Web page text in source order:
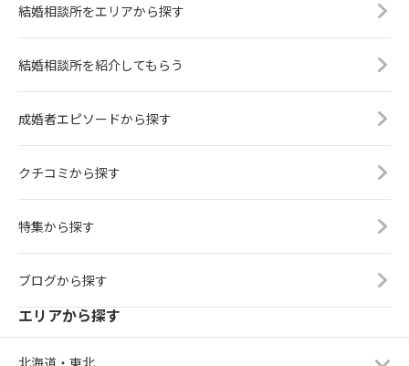
結婚相談所をエリアから探す
結婚相談所を紹介してもらう
成婚者エピソードから探す
クチコミから探す
特集から探す
ブログから探す
エリアから探す
北海道・東北